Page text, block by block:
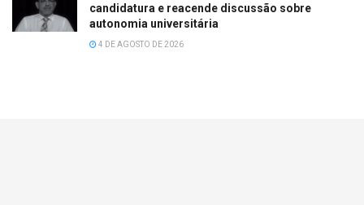
candidatura e reacende discussão sobre
autonomia universitária
4 DE AGOSTO DE 2026